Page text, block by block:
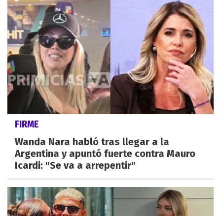
FIRME
Wanda Nara habló tras llegar a la
Argentina y apuntó fuerte contra Mauro
Icardi: "Se va a arrepentir"